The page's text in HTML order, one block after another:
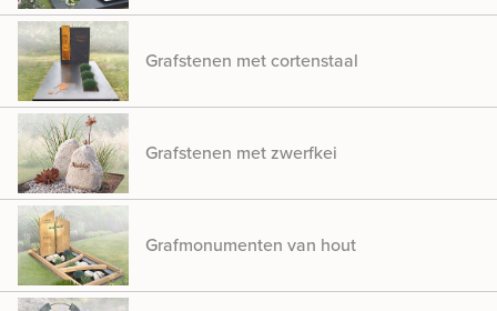
Grafstenen met cortenstaal
Grafstenen met zwerfkei
Grafmonumenten van hout